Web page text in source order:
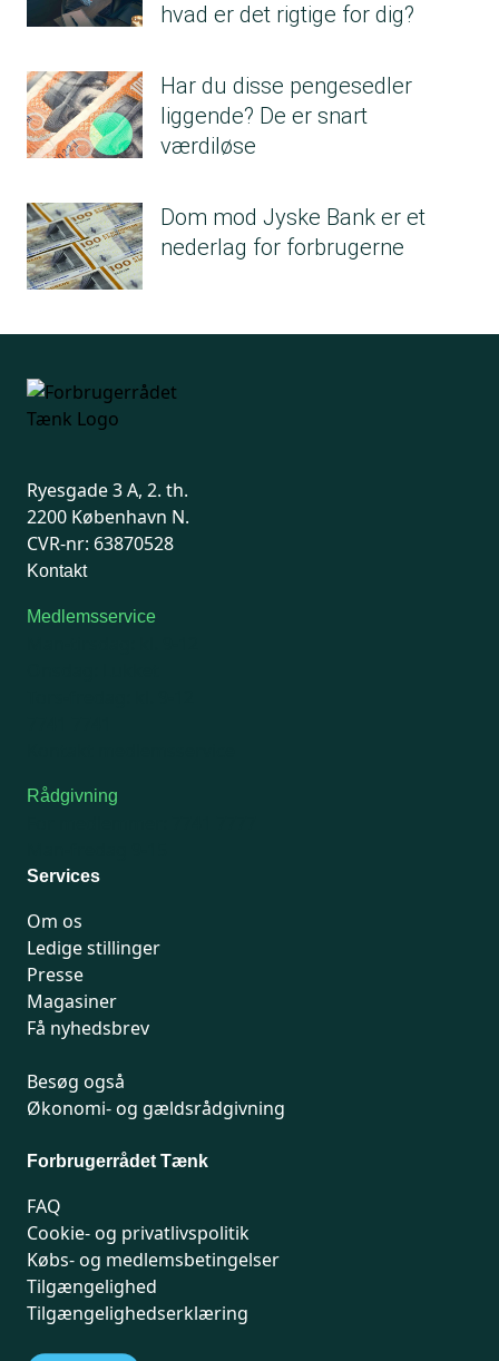
hvad er det rigtige for dig?
Har du disse pengesedler
liggende? De er snart
værdiløse
Dom mod Jyske Bank er et
nederlag for forbrugerne
Ryesgade 3 A, 2. th.
2200 København N.
CVR-nr: 63870528
Kontakt
Medlemsservice
Rådgivning
Services
Om os
Ledige stillinger
Presse
Magasiner
Få nyhedsbrev
Besøg også
Økonomi- og gældsrådgivning
Forbrugerrådet Tænk
FAQ
Cookie- og privatlivspolitik
Købs- og medlemsbetingelser
Tilgængelighed
Tilgængelighedserklæring